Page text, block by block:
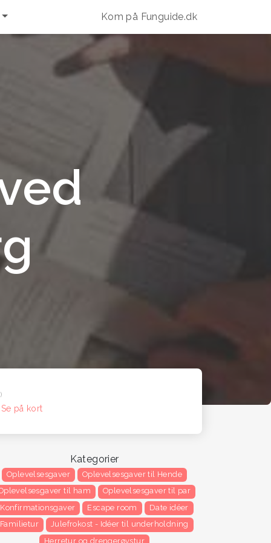
Kom på Funguide.dk
Se på kort
Kategorier
Oplevelsesgaver
Oplevelsesgaver til Hende
til ham
Oplevelsesgaver til par
Konfirmationsgaver
Escape room
Date idéer
Familietur
Julefrokost - Idéer til underholdning
Herretur og drengerøvstur